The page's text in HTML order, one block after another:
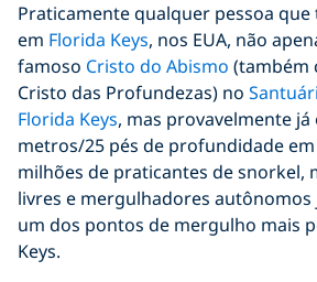
Praticamente qualquer pessoa
em Florida Keys, nos EUA, não
famoso Cristo do Abismo (também
Cristo das Profundezas) no
Florida Keys, mas provavelmente já
metros/25 pés de profundidade
milhões de praticantes de snorkel,
livres e mergulhadores autônomos
um dos pontos de mergulho mais
Keys.